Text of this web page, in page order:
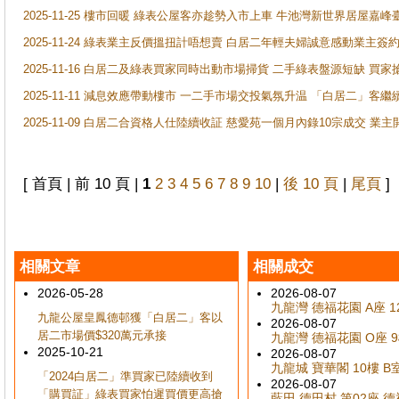
2025-11-25 樓市回暖 綠表公屋客亦趁勢入市上車 牛池灣新世界居屋嘉峰
2025-11-24 綠表業主反價搵扭計唔想賣 白居二年輕夫婦誠意感動業主簽
2025-11-16 白居二及綠表買家同時出動市場掃貨 二手綠表盤源短缺 買
2025-11-11 減息效應帶動樓市 一二手市場交投氣氛升温 「白居二」客
2025-11-09 白居二合資格人仕陸續收証 慈愛苑一個月內錄10宗成交 業
[ 首頁 | 前 10 頁 | 1 2 3 4 5 6 7 8 9 10 | 後 10 頁 | 尾頁 ]
相關文章
2026-05-28
九龍公屋皇鳳德邨獲「白居二」客以
居二市場價$320萬元承接
2025-10-21
「2024白居二」準買家已陸續收到
「購買証」綠表買家怕遲買價更高搶
相關成交
2026-08-07
九龍灣 德福花園 A座
2026-08-07
九龍灣 德福花園 O座
2026-08-07
九龍城 寶華閣 10樓 B
2026-08-07